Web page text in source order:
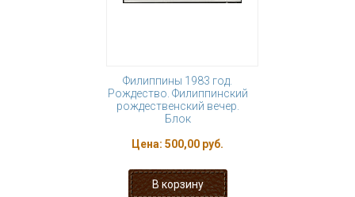
Филиппины 1983 год.
Рождество. Филиппинский
рождественский вечер.
Блок
Цена: 500,00 руб.